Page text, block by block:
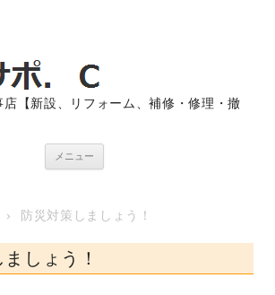
【新設、リフォーム、補修・修理・撤
メニュー
› 防災対策しましょう！
しょう！